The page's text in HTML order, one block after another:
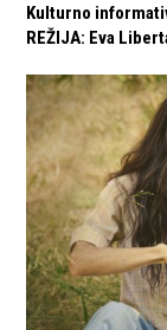
Kulturno
REŽIJA: Eva